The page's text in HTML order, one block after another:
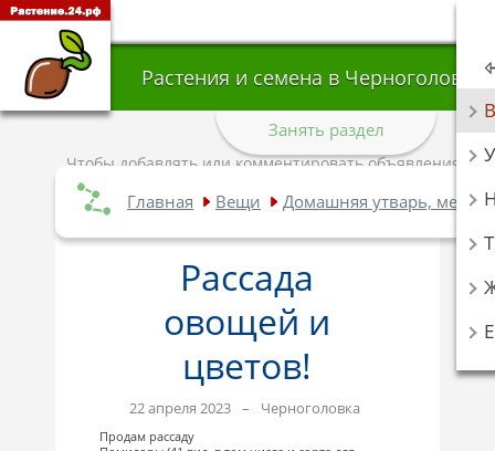
Главная Вещи Домашняя утварь, мебель
Растения и семена в Черноголовке
Занять раздел
Чтобы добавлять или комментировать объявления,
авторизуйтесь
Рассада
овощей и
цветов!
22 апреля 2023 – Черноголовка
Продам рассаду